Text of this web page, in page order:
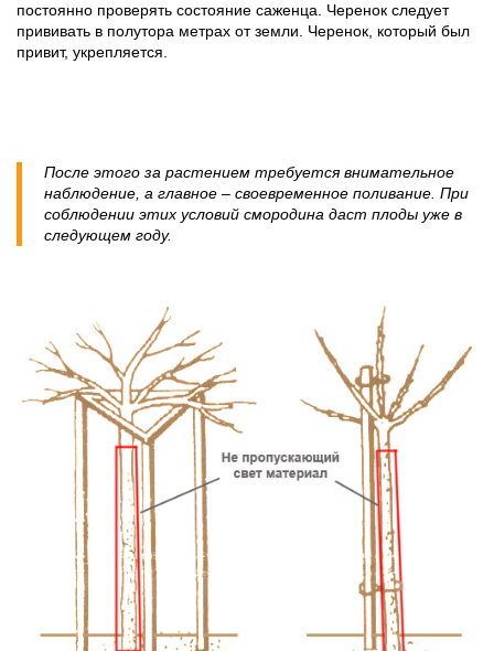
постоянно проверять состояние саженца. Черенок следует
прививать в полутора метрах от земли. Черенок, который был
привит, укрепляется.
После этого за растением требуется внимательное
наблюдение, а главное – своевременное поливание. При
соблюдении этих условий смородина даст плоды уже в
следующем году.